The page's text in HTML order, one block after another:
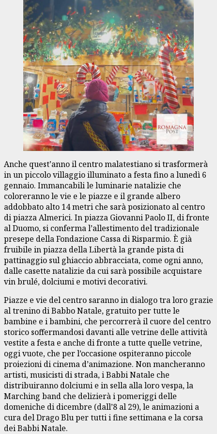
Anche quest’anno il centro malatestiano si trasformerà
in un piccolo villaggio illuminato a festa fino a lunedì 6
gennaio. Immancabili le luminarie natalizie che
coloreranno le vie e le piazze e il grande albero
addobbato alto 14 metri che sarà posizionato al centro
di piazza Almerici. In piazza Giovanni Paolo II, di fronte
al Duomo, si conferma l’allestimento del tradizionale
presepe della Fondazione Cassa di Risparmio. È già
fruibile in piazza della Libertà la grande pista di
pattinaggio sul ghiaccio abbracciata, come ogni anno,
dalle casette natalizie da cui sarà possibile acquistare
vin brulé, dolciumi e motivi decorativi.
Piazze e vie del centro saranno in dialogo tra loro grazie
al trenino di Babbo Natale, gratuito per tutte le
bambine e i bambini, che percorrerà il cuore del centro
storico soffermandosi davanti alle vetrine delle attività
vestite a festa e anche di fronte a tutte quelle vetrine,
oggi vuote, che per l’occasione ospiteranno piccole
proiezioni di cinema d’animazione. Non mancheranno
artisti, musicisti di strada, i Babbi Natale che
distribuiranno dolciumi e in sella alla loro vespa, la
Marching band che delizierà i pomeriggi delle
domeniche di dicembre (dall’8 al 29), le animazioni a
cura del Drago Blu per tutti i fine settimana e la corsa
dei Babbi Natale.